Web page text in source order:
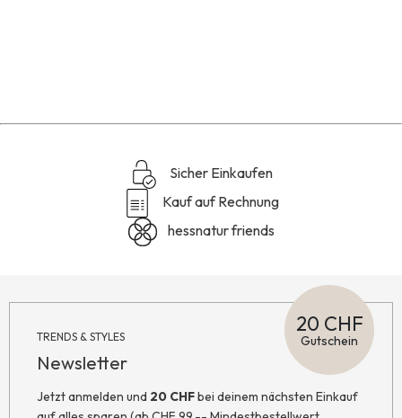
Sicher Einkaufen
Kauf auf Rechnung
hessnatur friends
TRENDS & STYLES
Newsletter
20 CHF
Gutschein
Jetzt anmelden und 20 CHFbei deinem nächsten Einkauf